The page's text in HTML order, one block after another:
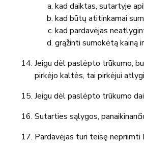
kad daiktas, sutartyje
kad būtų atitinkamai
kad pardavėjas
grąžinti sumokėtą kainą
Jeigu dėl paslėpto trūkumo,
pirkėjo kaltės, tai pirkėjui
Jeigu dėl paslėpto trūkumo
Sutarties sąlygos,
Pardavėjas turi teisę